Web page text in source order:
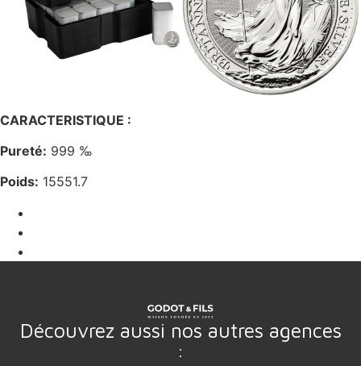
CARACTERISTIQUE :
Pureté: 999 ‰
Poids: 15551.7
Découvrez aussi nos autres agences
: